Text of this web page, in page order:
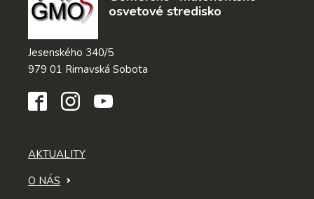
osvetové stredisko
Jesenského 340/5
979 01 Rimavská Sobota
AKTUALITY
O NÁS